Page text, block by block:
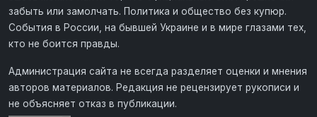
забыть или замолчать. Политика и общество без купюр.
События в России, на бывшей Украине и в мире глазами тех,
кто не боится правды.
Администрация сайта не всегда разделяет оценки и мнения
авторов материалов. Редакция не рецензирует рукописи и
не объясняет отказ в публикации.